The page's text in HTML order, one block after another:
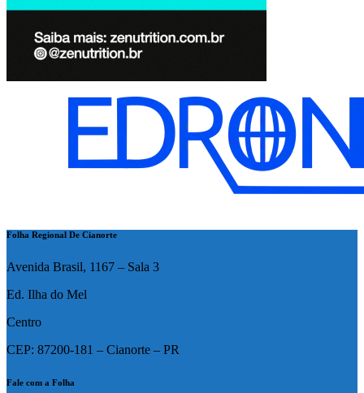
Folha Regional De Cianorte
Avenida Brasil, 1167 – Sala 3
Ed. Ilha do Mel
Centro
CEP: 87200-181 – Cianorte – PR
Fale com a Folha